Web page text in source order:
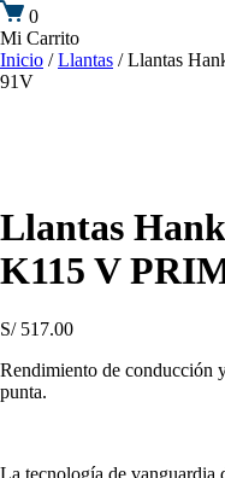
0
Mi Carrito
Inicio /Llantas / Llantas
91V
Llantas
K115 V
S/517.00
Rendimiento de conducción
punta.
La tecnología de vanguardia